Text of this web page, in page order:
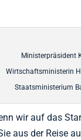
Ministerpräsident
Wirtschaftsministerin
Staatsministerium
wir auf das
aus der Reise